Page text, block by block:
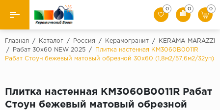
Назад
Производители
Керамогранит
0 0 0
Главная / Каталог / Россия / Керамогранит /
KЕRАМА-МАRАZZI
/
Рабат 30х60 NEW 2025 /
Плитка настенная KM3060B0011R
Рабат Стоун бежевый матовый обрезной 30х60 (1,8м2/57,6м2/32уп)
Плитка настенная KM3060B0011R Рабат
Стоун бежевый матовый обрезной